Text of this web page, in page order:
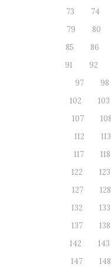
73
74
79
80
85
86
91
92
97
98
102
103
107
108
112
113
117
118
122
123
127
128
132
133
137
138
142
143
147
148